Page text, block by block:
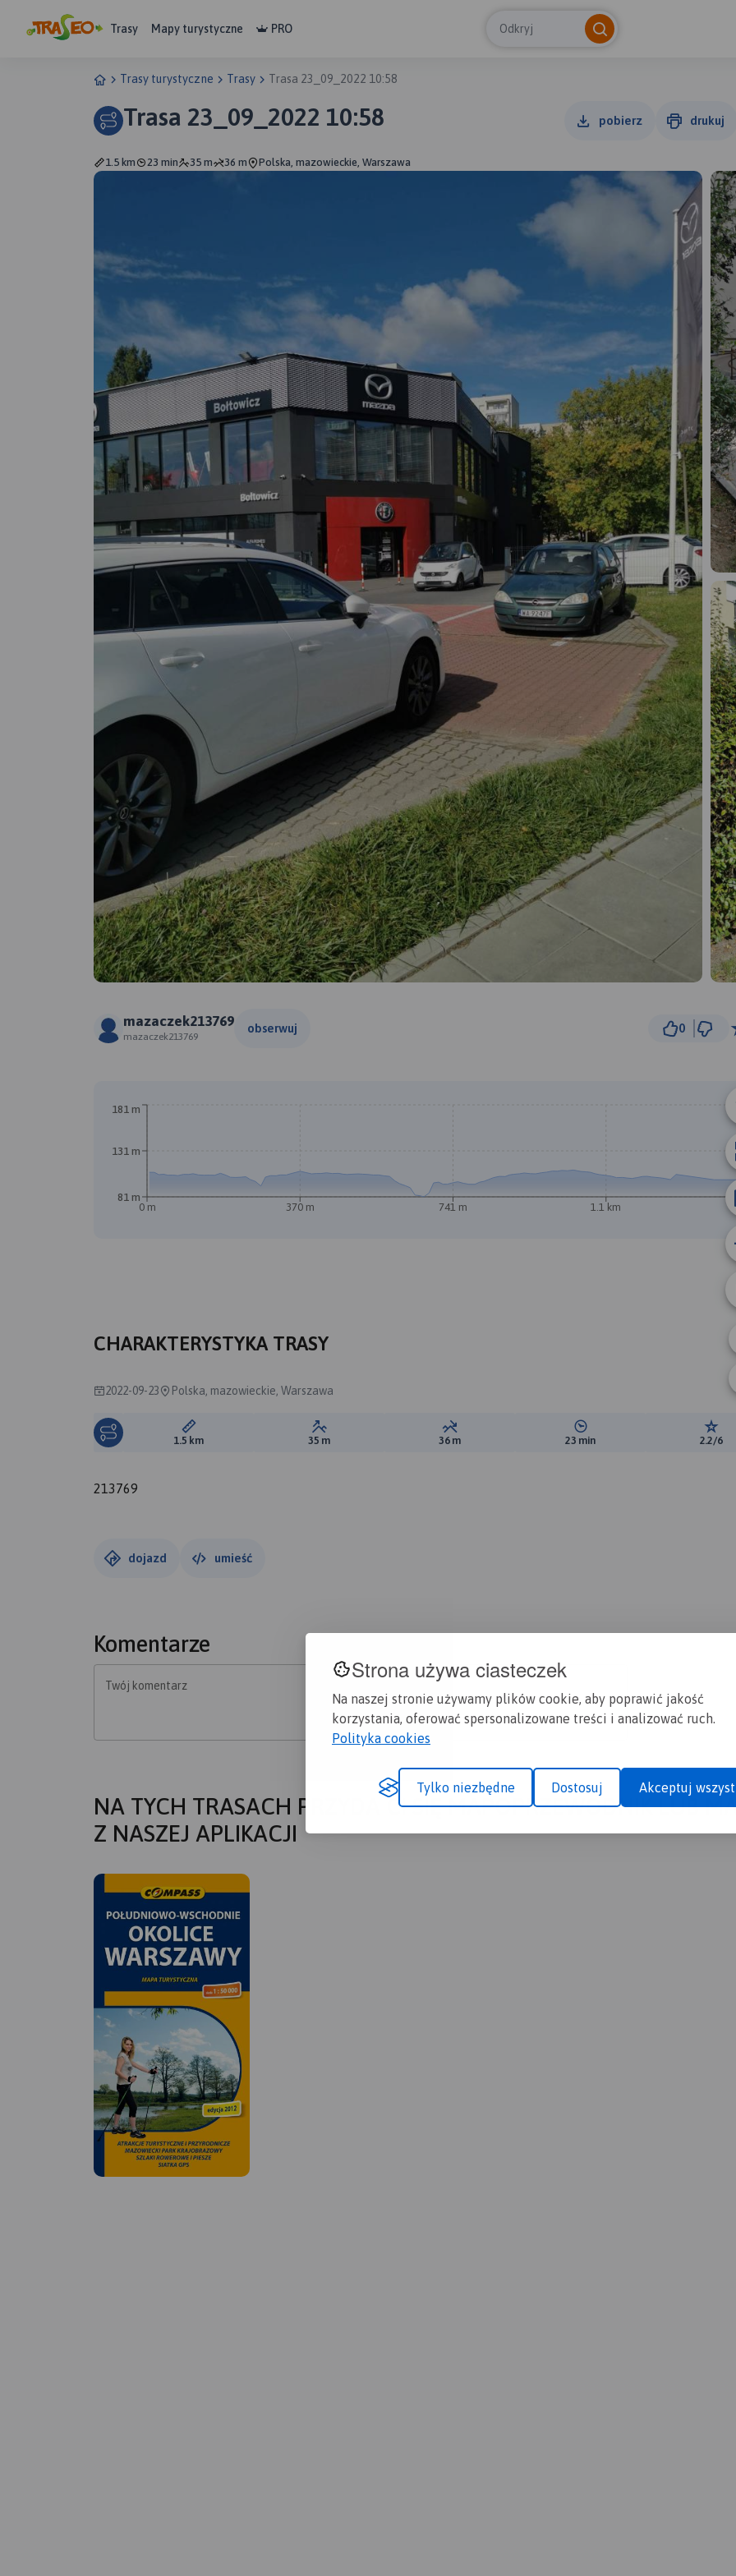
Strona używa ciasteczek
Na naszej stronie używamy plików cookie, aby poprawić jakość
korzystania, oferować spersonalizowane treści i analizować ruch.
Polityka cookies
Tylko niezbędne Dostosuj Akceptuj
Trasy Mapy turystyczne PRO Odkryj
Trasy turystyczne Trasy Trasa 23_09_2022 10:58
Trasa 23_09_2022 10:58 pobierz drukuj
1.5 km 23 min 35 m 36 m Polska, mazowieckie, Warszawa
mazaczek213769
mazaczek213769
obserwuj 0
0 m 370 m 741 m 1.1 km
81 m
131 m
181 m
CHARAKTERYSTYKA TRASY
2022-09-23 Polska, mazowieckie, Warszawa
Długość trasy:
1.5 km Suma przewyższeń:
35 m Suma spadków:
36 m Średni czas potrzebny na
23 min 2.2/6
213769
dojazd umieść
Komentarze
Twój komentarz
NA TYCH TRASACH PRZYDA CI SIĘ MAPOPRZEWODNIK LUB
Z NASZEJ APLIKACJI